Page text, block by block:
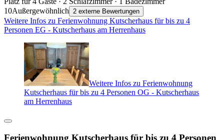
10Außergewöhnlich 2 externe Bewertungen
Weitere Infos zu Ferienwohnung Kutscherhaus für bis zu 4
Personen EG - Kutscherhaus am Herrenhaus
Weitere Infos zu Ferienwohnung
Kutscherhaus für bis zu 4 Personen OG - Kutscherhaus
am Herrenhaus
Ferienwohnung Kutscherhaus für bis zu 4 Personen